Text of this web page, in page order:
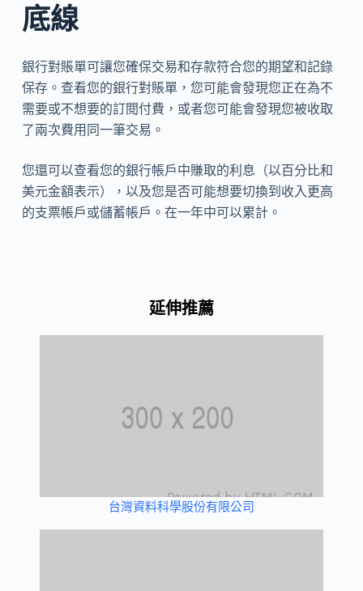
底線
銀行對賬單可讓您確保交易和存款符合您的期望和記錄
保存。查看您的銀行對賬單，您可能會發現您正在為不
需要或不想要的訂閱付費，或者您可能會發現您被收取
了兩次費用同一筆交易。
您還可以查看您的銀行帳戶中賺取的利息（以百分比和
美元金額表示），以及您是否可能想要切換到收入更高
的支票帳戶或儲蓄帳戶。在一年中可以累計。
延伸推薦
台灣資料科學股份有限公司